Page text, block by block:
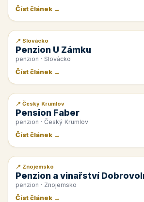
Číst článek →
📰 PR článek
📍 Slovácko
Penzion U Zámku
penzion · Slovácko
Číst článek →
📰 PR článek
📍 Český Krumlov
Pension Faber
penzion · Český Krumlov
Číst článek →
📰 PR článek
📍 Znojemsko
Penzion a vinařství
penzion · Znojemsko
Číst článek →